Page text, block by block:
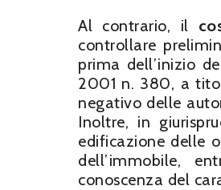
Al contrario, il
controllare
prima dell’inizio
2001 n. 380, a
negativo delle
Inoltre, in
edificazione delle
dell’immobile,
conoscenza del